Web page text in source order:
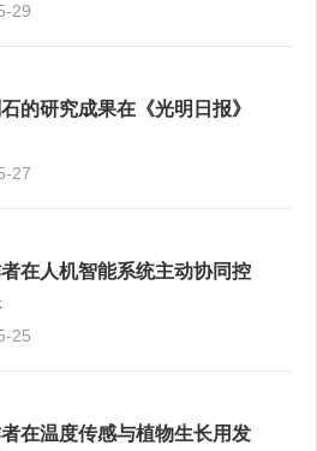
29
的研究成果在《光明日报》
27
在人机智能系统主动协同控
25
在温度传感与植物生长用发